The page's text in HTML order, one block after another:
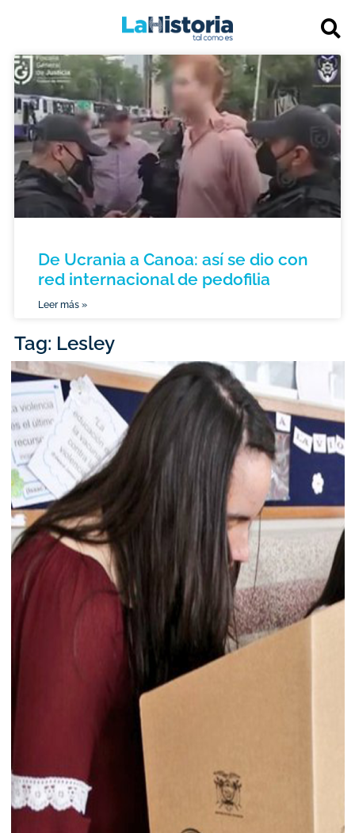
De Ucrania a Canoa: así se dio con
red internacional de pedofilia
Leer más »
Tag: Lesley